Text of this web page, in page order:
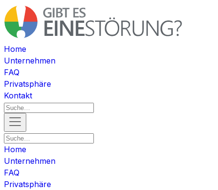
Home
Unternehmen
FAQ
Privatsphäre
Kontakt
Home
Unternehmen
FAQ
Privatsphäre